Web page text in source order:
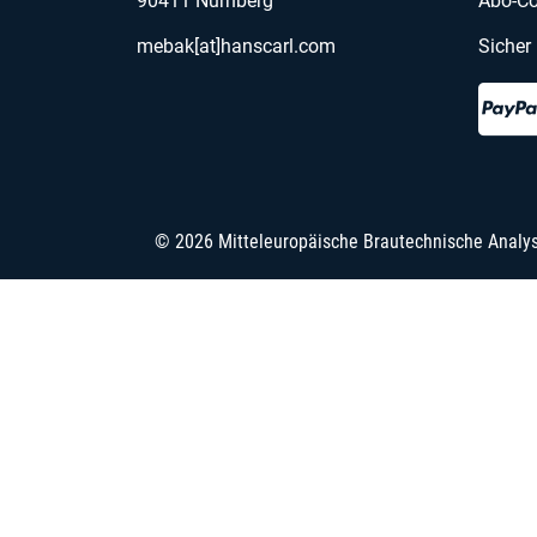
mebak[at]hanscarl.com
Sicher
© 2026 Mitteleuropäische Brautechnische